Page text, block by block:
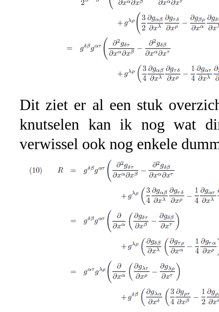
Dit ziet er al een stuk
knutselen kan ik nog wat
verwissel ook nog enkele